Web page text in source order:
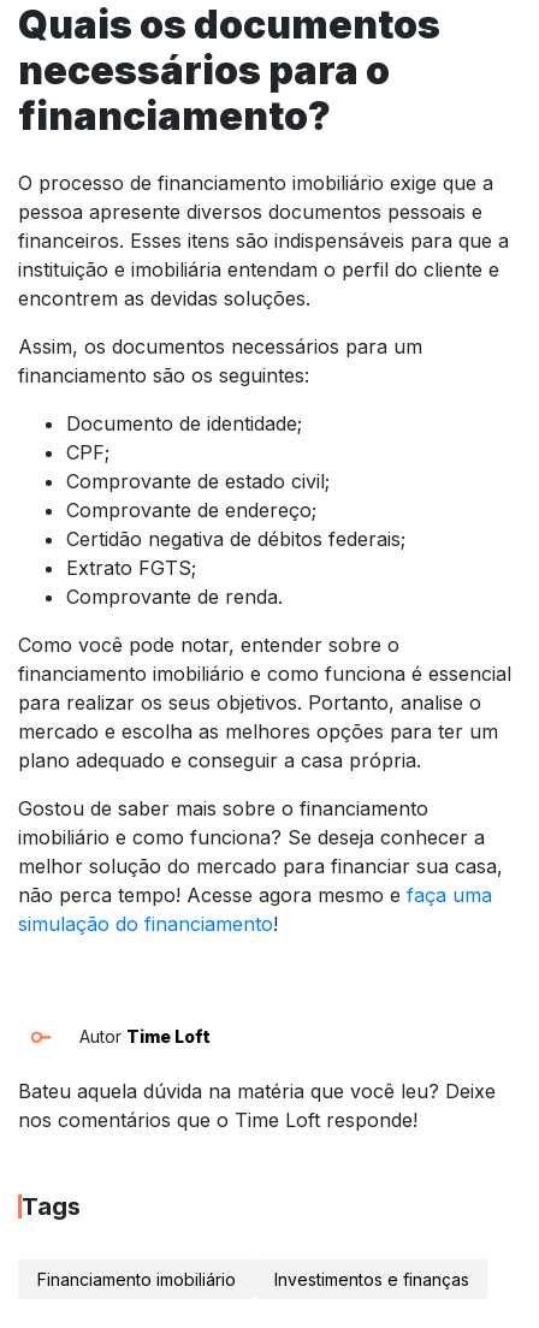
Quais os documentos
necessários para o
financiamento?
O processo de financiamento imobiliário exige que a
pessoa apresente diversos documentos pessoais e
financeiros. Esses itens são indispensáveis para que a
instituição e imobiliária entendam o perfil do cliente e
encontrem as devidas soluções.
Assim, os documentos necessários para um
financiamento são os seguintes:
Documento de identidade;
CPF;
Comprovante de estado civil;
Comprovante de endereço;
Certidão negativa de débitos federais;
Extrato FGTS;
Comprovante de renda.
Como você pode notar, entender sobre o
financiamento imobiliário e como funciona é essencial
para realizar os seus objetivos. Portanto, analise o
mercado e escolha as melhores opções para ter um
plano adequado e conseguir a casa própria.
Gostou de saber mais sobre o financiamento
imobiliário e como funciona? Se deseja conhecer a
melhor solução do mercado para financiar sua casa,
não perca tempo! Acesse agora mesmo e faça uma
simulação do financiamento!
Autor Time Loft
Bateu aquela dúvida na matéria que você leu? Deixe
nos comentários que o Time Loft responde!
Tags
Financiamento imobiliário Investimentos e finanças